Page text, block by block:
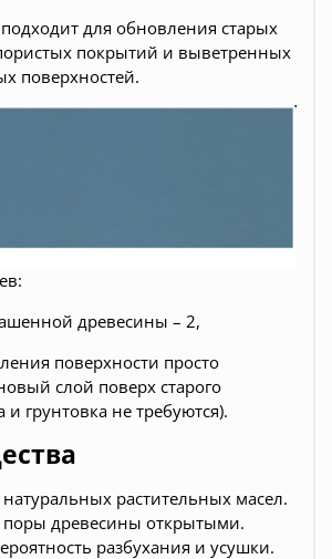
для обновления старых
покрытий и выветренных
поверхностей.
древесины – 2,
поверхности просто
слой поверх старого
грунтовка не требуются).
растительных масел.
поры древесины открытыми.
разбухания и усушки.